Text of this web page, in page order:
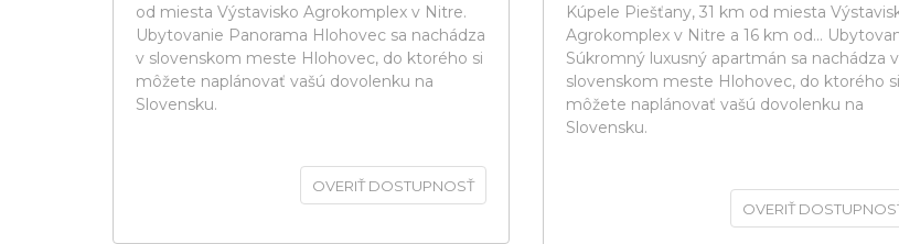
od miesta Výstavisko Agrokomplex v Nitre.
Ubytovanie Panorama Hlohovec sa nachádza
v slovenskom meste Hlohovec, do ktorého si
môžete naplánovať vašú dovolenku na
Slovensku.
OVERIŤ DOSTUPNOSŤ
Kúpele Piešťany, 31 km od miesta
Agrokomplex v Nitre a 16 km od...
Súkromný luxusný apartmán sa nachádza v
slovenskom meste Hlohovec, do ktorého si
môžete naplánovať vašú dovolenku na
Slovensku.
OVERIŤ